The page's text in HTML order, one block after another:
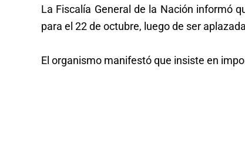
La Fiscalía General de la Nación informó
para el 22 de octubre, luego de ser
El organismo manifestó que insiste en